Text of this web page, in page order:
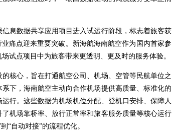
数据共享应用项目进入试运行阶段，标志着旅客获
痛点迎来重要突破。新海航海南航空作为国内首家参
试点项目中为旅客带来更透明、更及时的服务体验。
心，旨在打通航空公司、机场、空管等民航单位之
下，海南航空主动向合作机场提供高质量、标准化的
行。这些数据为机场机位分配、登机口安排、保障人
机场靠桥率、放行正常率和旅客服务质量等核心运行
“自动对接”的流程优化。